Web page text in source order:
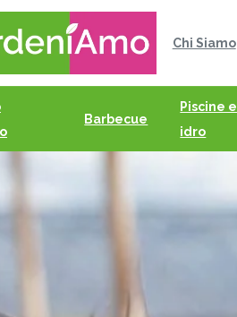
Chi Siamo
Barbecue
Piscine e
idro